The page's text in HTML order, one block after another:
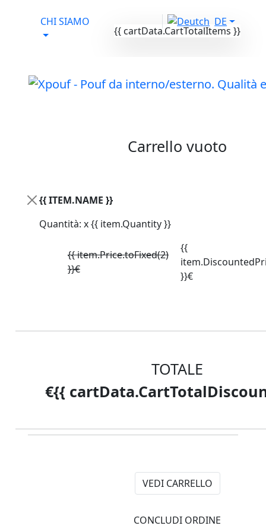
{{ cartData.CartTotalItems }}
Carrello vuoto
{{ ITEM.NAME }}
Quantità: x {{ item.Quantity }}
{{ item.Price.toFixed(2)
}}€
{{
}}€
TOTALE
€{{
VEDI CARRELLO
CONCLUDI ORDINE
CHI SIAMO DE
Attivo da lun-ven
LOGIN
Sei già nostro cliente?
Password
PASSWORD DIMENTICATA?
Hai dimenticato la tua password?